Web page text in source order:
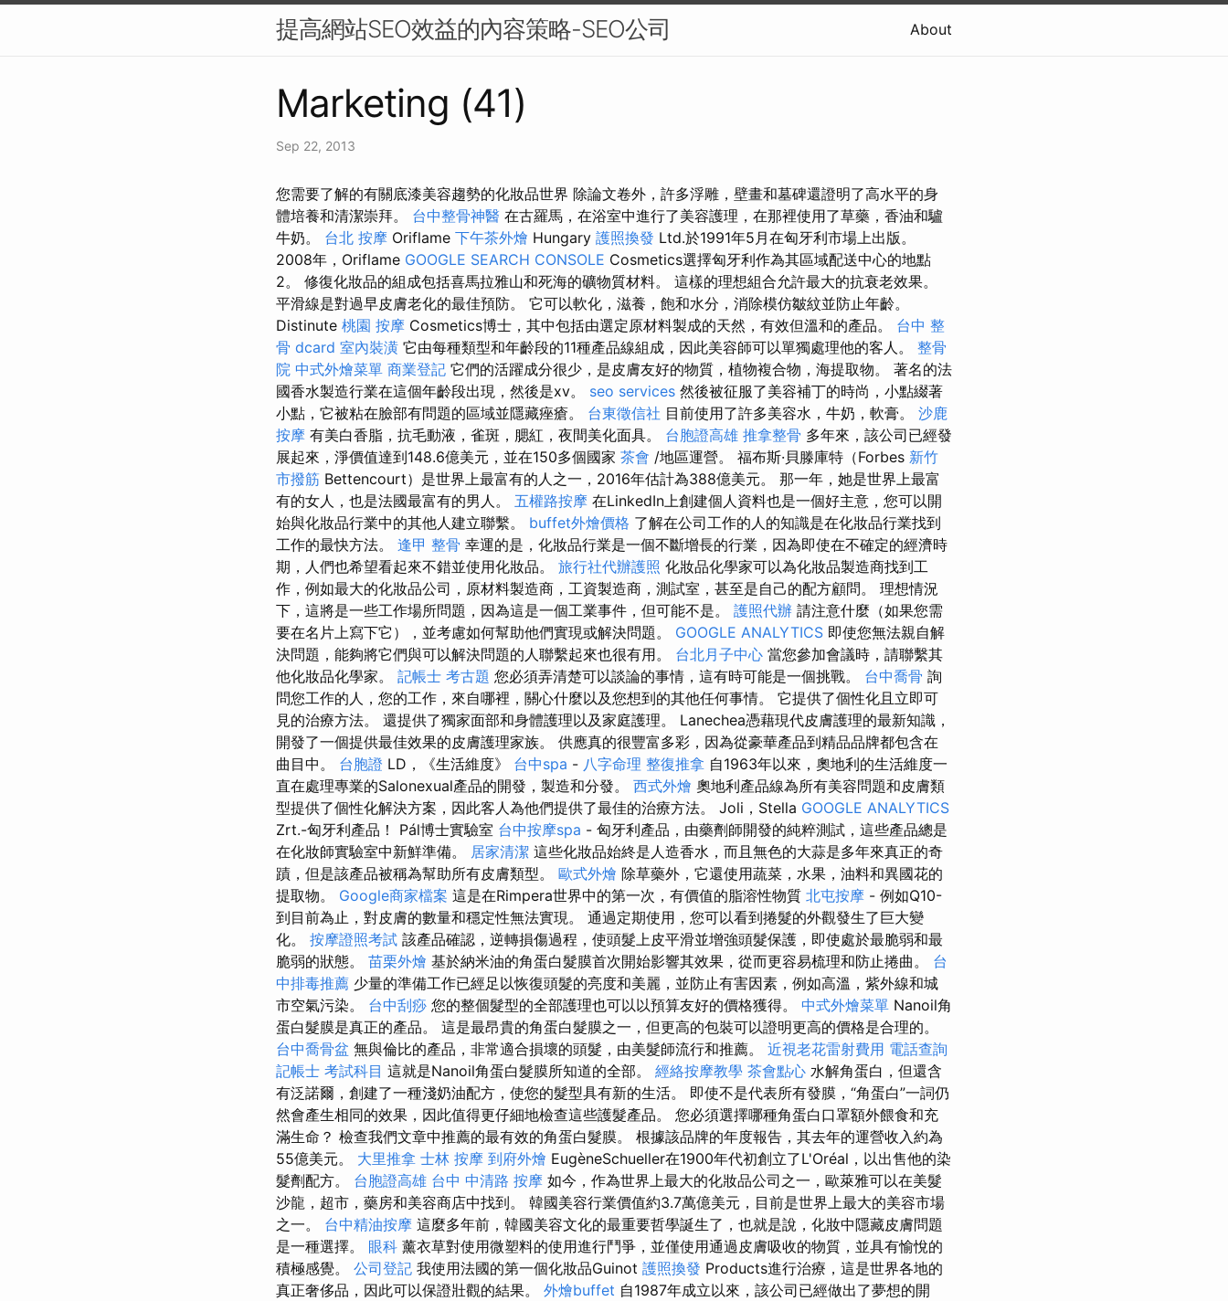
提高網站SEO效益的內容策略-SEO公司 About
Marketing (41)
Sep 22, 2013
您需要了解的有關底漆美容趨勢的化妝品世界 除論文卷外，許多浮雕，壁畫和墓碑還證明了高水平的身
體培養和清潔崇拜。 台中整骨神醫 在古羅馬，在浴室中進行了美容護理，在那裡使用了草藥，香油和驢
牛奶。 台北 按摩 Oriflame 下午茶外燴 Hungary 護照換發 Ltd.於1991年5月在匈牙利市場上出版。
2008年，Oriflame GOOGLE SEARCH CONSOLE Cosmetics選擇匈牙利作為其區域配送中心的地點
2。 修復化妝品的組成包括喜馬拉雅山和死海的礦物質材料。 這樣的理想組合允許最大的抗衰老效果。
平滑線是對過早皮膚老化的最佳預防。 它可以軟化，滋養，飽和水分，消除模仿皺紋並防止年齡。
Distinute 桃園 按摩 Cosmetics博士，其中包括由選定原材料製成的天然，有效但溫和的產品。 台中 整
骨 dcard 室內裝潢 它由每種類型和年齡段的11種產品線組成，因此美容師可以單獨處理他的客人。 整骨
院 中式外燴菜單 商業登記 它們的活躍成分很少，是皮膚友好的物質，植物複合物，海提取物。 著名的法
國香水製造行業在這個年齡段出現，然後是xv。 seo services 然後被征服了美容補丁的時尚，小點綴著
小點，它被粘在臉部有問題的區域並隱藏痤瘡。 台東徵信社 目前使用了許多美容水，牛奶，軟膏。 沙鹿
按摩 有美白香脂，抗毛動液，雀斑，腮紅，夜間美化面具。 台胞證高雄 推拿整骨 多年來，該公司已經發
展起來，淨價值達到148.6億美元，並在150多個國家 茶會 /地區運營。 福布斯·貝滕庫特（Forbes 新竹
市撥筋 Bettencourt）是世界上最富有的人之一，2016年估計為388億美元。 那一年，她是世界上最富
有的女人，也是法國最富有的男人。 五權路按摩 在LinkedIn上創建個人資料也是一個好主意，您可以開
始與化妝品行業中的其他人建立聯繫。 buffet外燴價格 了解在公司工作的人的知識是在化妝品行業找到
工作的最快方法。 逢甲 整骨 幸運的是，化妝品行業是一個不斷增長的行業，因為即使在不確定的經濟時
期，人們也希望看起來不錯並使用化妝品。 旅行社代辦護照 化妝品化學家可以為化妝品製造商找到工
作，例如最大的化妝品公司，原材料製造商，工資製造商，測試室，甚至是自己的配方顧問。 理想情況
下，這將是一些工作場所問題，因為這是一個工業事件，但可能不是。 護照代辦 請注意什麼（如果您需
要在名片上寫下它），並考慮如何幫助他們實現或解決問題。 GOOGLE ANALYTICS 即使您無法親自解
決問題，能夠將它們與可以解決問題的人聯繫起來也很有用。 台北月子中心 當您參加會議時，請聯繫其
他化妝品化學家。 記帳士 考古題 您必須弄清楚可以談論的事情，這有時可能是一個挑戰。 台中喬骨 詢
問您工作的人，您的工作，來自哪裡，關心什麼以及您想到的其他任何事情。 它提供了個性化且立即可
見的治療方法。 還提供了獨家面部和身體護理以及家庭護理。 Lanechea憑藉現代皮膚護理的最新知識，
開發了一個提供最佳效果的皮膚護理家族。 供應真的很豐富多彩，因為從豪華產品到精品品牌都包含在
曲目中。 台胞證 LD，《生活維度》 台中spa - 八字命理 整復推拿 自1963年以來，奧地利的生活維度一
直在處理專業的Salonexual產品的開發，製造和分發。 西式外燴 奧地利產品線為所有美容問題和皮膚類
型提供了個性化解決方案，因此客人為他們提供了最佳的治療方法。 Joli，Stella GOOGLE ANALYTICS
Zrt.-匈牙利產品！ Pál博士實驗室 台中按摩spa - 匈牙利產品，由藥劑師開發的純粹測試，這些產品總是
在化妝師實驗室中新鮮準備。 居家清潔 這些化妝品始終是人造香水，而且無色的大蒜是多年來真正的奇
蹟，但是該產品被稱為幫助所有皮膚類型。 歐式外燴 除草藥外，它還使用蔬菜，水果，油料和異國花的
提取物。 Google商家檔案 這是在Rimpera世界中的第一次，有價值的脂溶性物質 北屯按摩 - 例如Q10-
到目前為止，對皮膚的數量和穩定性無法實現。 通過定期使用，您可以看到捲髮的外觀發生了巨大變
化。 按摩證照考試 該產品確認，逆轉損傷過程，使頭髮上皮平滑並增強頭髮保護，即使處於最脆弱和最
脆弱的狀態。 苗栗外燴 基於納米油的角蛋白髮膜首次開始影響其效果，從而更容易梳理和防止捲曲。 台
中排毒推薦 少量的準備工作已經足以恢復頭髮的亮度和美麗，並防止有害因素，例如高溫，紫外線和城
市空氣污染。 台中刮痧 您的整個髮型的全部護理也可以以預算友好的價格獲得。 中式外燴菜單 Nanoil角
蛋白髮膜是真正的產品。 這是最昂貴的角蛋白髮膜之一，但更高的包裝可以證明更高的價格是合理的。
台中喬骨盆 無與倫比的產品，非常適合損壞的頭髮，由美髮師流行和推薦。 近視老花雷射費用 電話查詢
記帳士 考試科目 這就是Nanoil角蛋白髮膜所知道的全部。 經絡按摩教學 茶會點心 水解角蛋白，但還含
有泛諾爾，創建了一種淺奶油配方，使您的髮型具有新的生活。 即使不是代表所有發膜，“角蛋白”一詞仍
然會產生相同的效果，因此值得更仔細地檢查這些護髮產品。 您必須選擇哪種角蛋白口罩額外餵食和充
滿生命？ 檢查我們文章中推薦的最有效的角蛋白髮膜。 根據該品牌的年度報告，其去年的運營收入約為
55億美元。 大里推拿 士林 按摩 到府外燴 EugèneSchueller在1900年代初創立了L'Oréal，以出售他的染
髮劑配方。 台胞證高雄 台中 中清路 按摩 如今，作為世界上最大的化妝品公司之一，歐萊雅可以在美髮
沙龍，超市，藥房和美容商店中找到。 韓國美容行業價值約3.7萬億美元，目前是世界上最大的美容市場
之一。 台中精油按摩 這麼多年前，韓國美容文化的最重要哲學誕生了，也就是說，化妝中隱藏皮膚問題
是一種選擇。 眼科 薰衣草對使用微塑料的使用進行鬥爭，並僅使用通過皮膚吸收的物質，並具有愉悅的
積極感覺。 公司登記 我使用法國的第一個化妝品Guinot 護照換發 Products進行治療，這是世界各地的
真正奢侈品，因此可以保證壯觀的結果。 外燴buffet 自1987年成立以來，該公司已經做出了夢想的開